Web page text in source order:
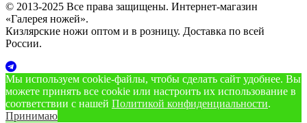
© 2013-2025 Все права защищены. Интернет-магазин
«Галерея ножей».
Кизлярские ножи оптом и в розницу. Доставка по всей
России.
Мы используем cookie‑файлы, чтобы сделать сайт удобнее. Вы
можете принять все cookie или настроить их использование в
соответствии с нашей Политикой конфиденциальности.
Принимаю